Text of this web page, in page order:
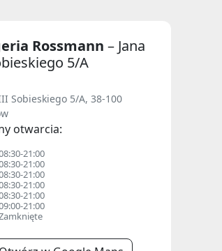
Rossmann – Jana
5/A
Sobieskiego 5/A, 38-100
otwarcia:
21:00
21:00
21:00
21:00
21:00
21:00